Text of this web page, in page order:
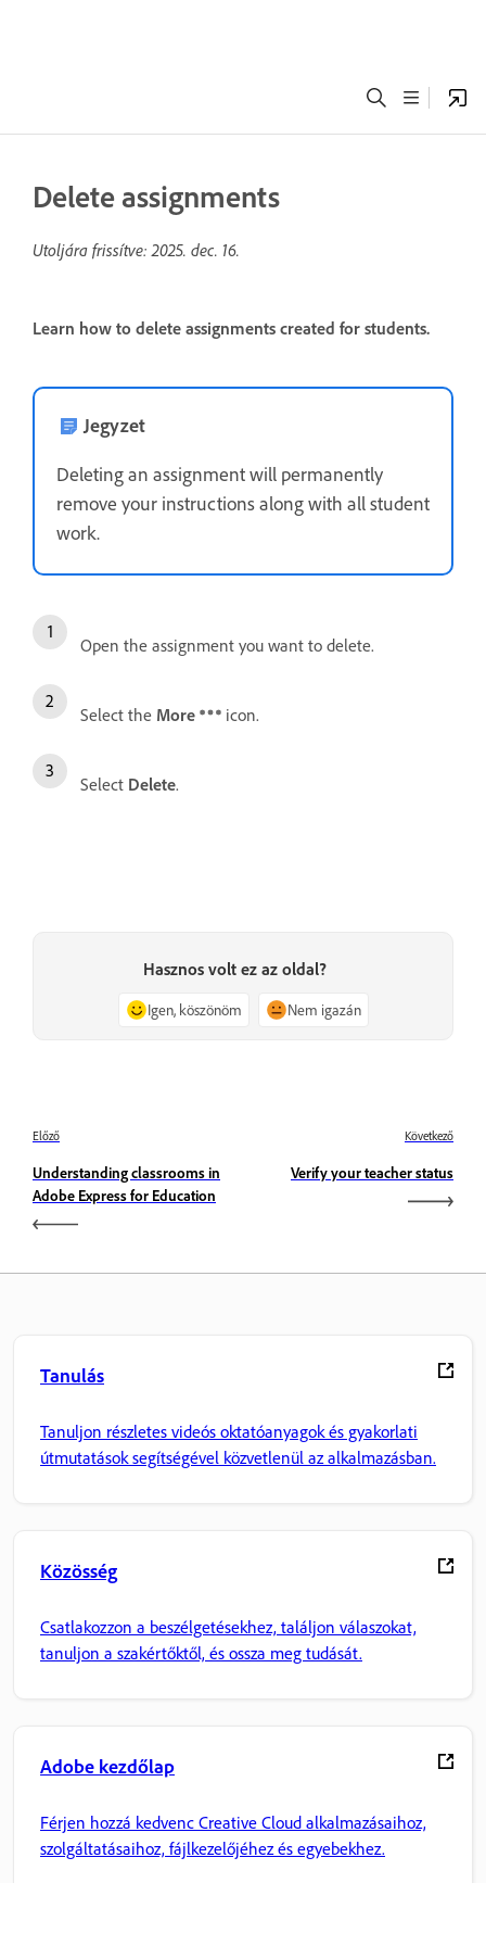
Delete assignments
Utoljára frissítve:2025. dec. 16.
Learn how to delete assignments created for students.
Jegyzet
Deleting an assignment will permanently
remove your instructions along with all student
work.
Open the assignment you want to delete.
Select the More icon.
Select Delete.
Hasznos volt ez az oldal?
Igen, köszönöm Nem igazán
Előző
Understanding classrooms in
Adobe Express for Education
Következő
Verify your teacher status
Tanulás
Tanuljon részletes videós oktatóanyagok és gyakorlati
útmutatások segítségével közvetlenül az alkalmazásban.
Közösség
Csatlakozzon a beszélgetésekhez, találjon válaszokat,
tanuljon a szakértőktől, és ossza meg tudását.
Adobe kezdőlap
Férjen hozzá kedvenc Creative Cloud alkalmazásaihoz,
szolgáltatásaihoz, fájlkezelőjéhez és egyebekhez.